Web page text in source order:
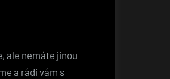
ale nemáte jinou
a rádi vám s